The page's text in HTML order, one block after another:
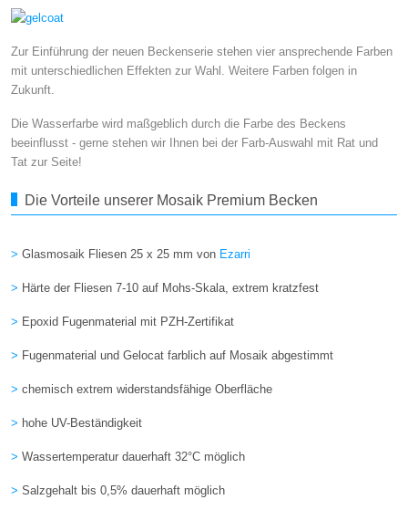
Zur Einführung der neuen Beckenserie stehen vier ansprechende Farben
mit unterschiedlichen Effekten zur Wahl. Weitere Farben folgen in
Zukunft.
Die Wasserfarbe wird maßgeblich durch die Farbe des Beckens
beeinflusst - gerne stehen wir Ihnen bei der Farb-Auswahl mit Rat und
Tat zur Seite!
Die Vorteile unserer Mosaik Premium Becken
> Glasmosaik Fliesen 25 x 25 mm von Ezarri
> Härte der Fliesen 7-10 auf Mohs-Skala, extrem kratzfest
> Epoxid Fugenmaterial mit PZH-Zertifikat
> Fugenmaterial und Gelocat farblich auf Mosaik abgestimmt
> chemisch extrem widerstandsfähige Oberfläche
> hohe UV-Beständigkeit
> Wassertemperatur dauerhaft 32°C möglich
> Salzgehalt bis 0,5% dauerhaft möglich